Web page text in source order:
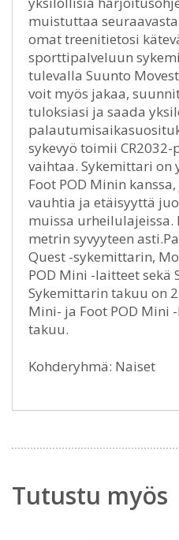
muistuttaa
omat treenitietosi
sporttipalveluun
tulevalla Suunto
voit myös jakaa,
tuloksiasi ja saada
sykevyö toimii
vaihtaa. Sykemittari on
Foot POD Minin
vauhtia ja etäisyyttä
muissa
metrin syvyyteen
Quest -sykemittarin,
POD Mini -laitteet sekä
Sykemittarin takuu on
Mini- ja Foot POD Mini
takuu.
Kohderyhmä: Naiset
Tutustu myös